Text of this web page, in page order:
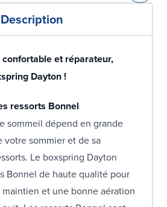
Description
et réparateur,
Dayton !
ressorts Bonnel
sommeil dépend en grande
votre sommier et de sa
Le boxspring Dayton
Bonnel de haute qualité pour
et une bonne aération